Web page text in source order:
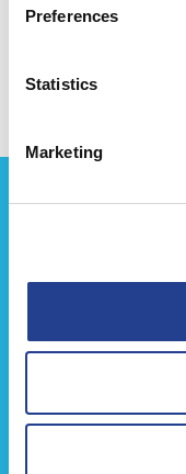
Preferences
Statistics
Marketing